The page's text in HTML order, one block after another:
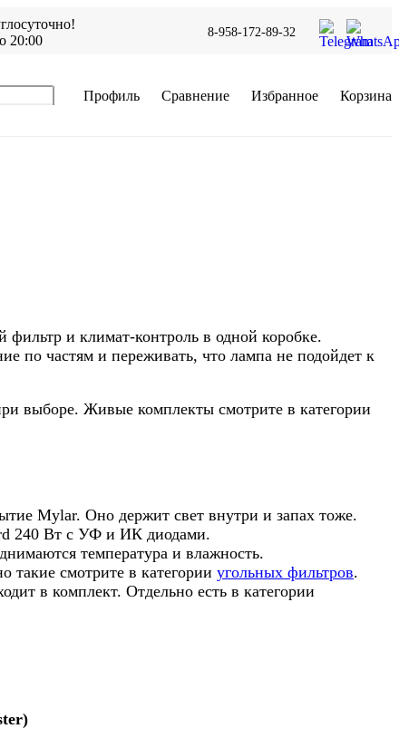
20:00
8-958-172-89-32
Профиль Сравнение Избранное Корзина
и климат-контроль в одной коробке.
по частям и переживать, что лампа не подойдет к
выборе. Живые комплекты смотрите в категории
Mylar. Оно держит свет внутри и запах тоже.
240 Вт с УФ и ИК диодами.
температура и влажность.
такие смотрите в категории угольных фильтров.
в комплект. Отдельно есть в категории